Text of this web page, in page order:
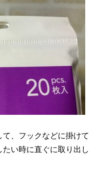
、フックなどに掛けて
い時に直ぐに取り出し